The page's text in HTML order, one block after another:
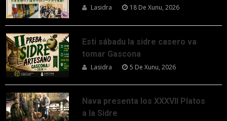
Lasidra 18 De Xunu, 2026
Esti sábadu la sidre casero va
tomar Gascona
Lasidra 5 De Xunu, 2026
Nava presenta los XXXVII Platos
a la Sidre